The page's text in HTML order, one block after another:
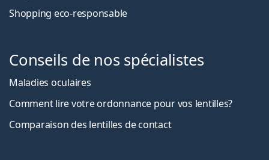
Shopping eco-responsable
Conseils de nos spécialistes
Maladies oculaires
Comment lire votre ordonnance pour vos lentilles?
Comparaison des lentilles de contact